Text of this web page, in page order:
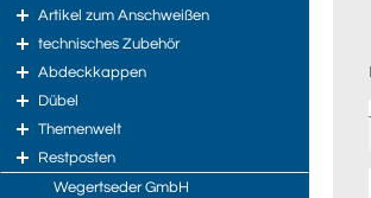
Artikel zum Anschweißen
technisches Zubehör
Abdeckkappen
Dübel
Themenwelt
Restposten
Wegertseder GmbH